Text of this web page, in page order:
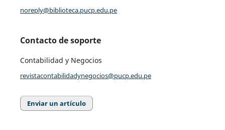
noreply@biblioteca.pucp.edu.pe
Contacto de soporte
Contabilidad y Negocios
revistacontabilidadynegocios@pucp.edu.pe
Enviar un artículo